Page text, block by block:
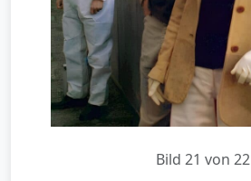
Bild 21 von 22